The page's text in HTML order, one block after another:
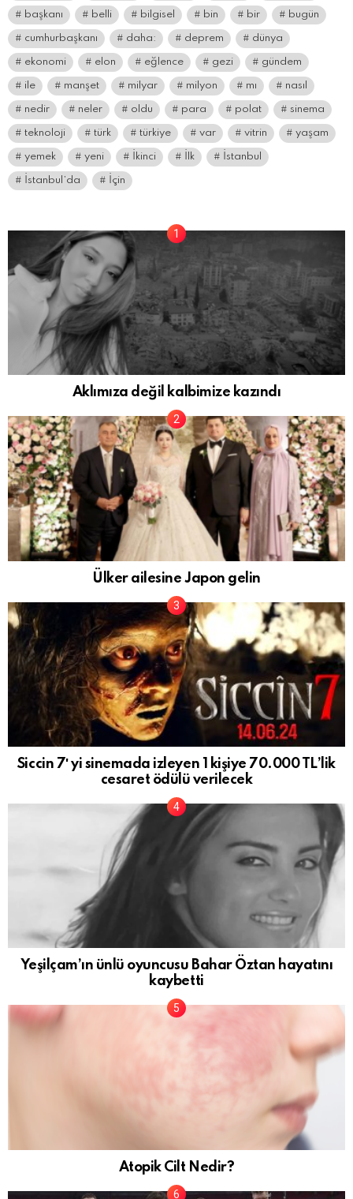
başkanı belli bilgisel bin bir bugün
cumhurbaşkanı daha: deprem dünya
ekonomi elon eğlence gezi gündem
ile manşet milyar milyon mı nasıl
nedir neler oldu para polat sinema
teknoloji türk türkiye var vitrin yaşam
yemek yeni İkinci İlk İstanbul
İstanbul’da İçin
Aklımıza değil kalbimize kazındı
Ülker ailesine Japon gelin
Siccin 7′ yi sinemada izleyen 1 kişiye 70.000 TL’lik
cesaret ödülü verilecek
Yeşilçam’ın ünlü oyuncusu Bahar Öztan hayatını
kaybetti
Atopik Cilt Nedir?